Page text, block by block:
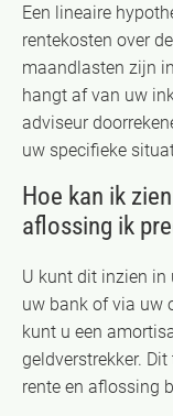
Een lineaire
rentekosten over
maandlasten zijn
hangt af van uw
adviseur
uw specifieke
Hoe kan ik
aflossing ik
U kunt dit inzien in
uw bank of via uw
kunt u een
geldverstrekker.
rente en aflossing